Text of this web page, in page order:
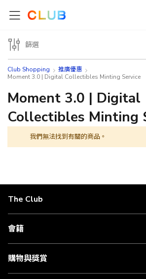
Club Shopping
推廣優惠
Moment 3.0 | Digital Collectibles Minting Service
Moment 3.0 | Digital
Collectibles Minting
我們無法找到有關的商品。
篩選
The Club
關於 The Club
合作夥伴
媒體中心
會籍
會籍及專屬禮遇
賺取積分
購物與獎賞
物流與配送